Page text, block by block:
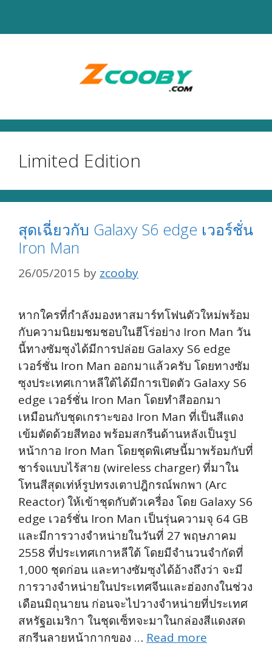
Limited Edition
สุดเฉี่ยวกับ Galaxy S6 edge เวอร์ชั่น
Iron Man
26/05/2015 by zcooby
หากใครที่กำลังมองหาสมาร์ทโฟนตัวใหม่พร้อม
กับความนิยมชมชอบในฮีโร่อย่าง Iron Man วัน
นี้ทางซัมซุงได้มีการปล่อย Galaxy S6 edge
เวอร์ชั่น Iron Man ออกมาแล้วครับ โดยทางซัม
ซุงประเทศเกาหลีใต้ได้มีการเปิดตัว Galaxy S6
edge เวอร์ชั่น Iron Man โดยทำสีออกมา
เหมือนกับชุดเกราะของ Iron Man ที่เป็นสีแดง
เข้มตัดด้วยสีทอง พร้อมสกรีนด้านหลังเป็นรูป
หน้ากาอ Iron Man โดยชุดพิเศษนี้มาพร้อมกับที่
ชาร์จแบบไร้สาย (wireless charger) ที่มาใน
โทนสีสุดเท่ห์รูปทรงเตาปฎิกรณ์พกพา (Arc
Reactor) ให้เข้าชุดกับตัวเครื่อง โดย Galaxy S6
edge เวอร์ชั่น Iron Man เป็นรุ่นความจุ 64 GB
และมีการวางจำหน่ายในวันที่ 27 พฤษภาคม
2558 ที่ประเทศเกาหลีใต้ โดยมีจำนวนจำกัดที่
1,000 ชุดก่อน และทางซัมซุงได้อ้างถึงว่า จะมี
การวางจำหน่ายในประเทศจีนและฮ่องกงในช่วง
เดือนมิถุนายน ก่อนจะไปวางจำหน่ายที่ประเทศ
สหรัฐอเมริกา ในชุดเซ็ทจะมาในกล่องสีแดงสด
สกรีนลายหน้ากากของ … Read more